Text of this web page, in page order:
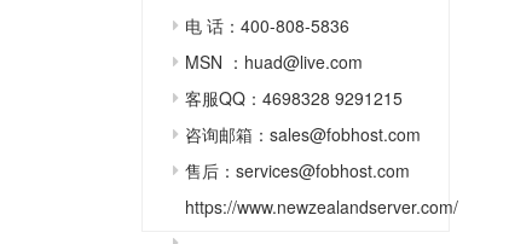
电 话：400-808-5836
MSN ：huad@live.com
客服QQ：4698328 9291215
咨询邮箱：sales@fobhost.com
售后：services@fobhost.com
https://www.newzealandserver.com/